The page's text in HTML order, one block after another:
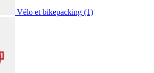
Vélo et bikepacking (1)